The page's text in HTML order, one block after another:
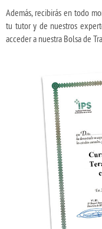
Además, recibirás en todo
tu tutor y de nuestros
acceder a nuestra Bolsa de